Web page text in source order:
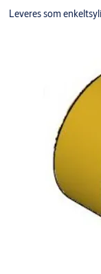
Leveres som